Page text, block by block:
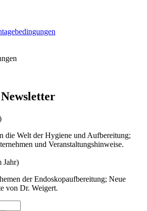
die Welt der Hygiene und Aufbereitung;
und Veranstaltungshinweise.
Jahr)
der Endoskopaufbereitung; Neue
von Dr. Weigert.